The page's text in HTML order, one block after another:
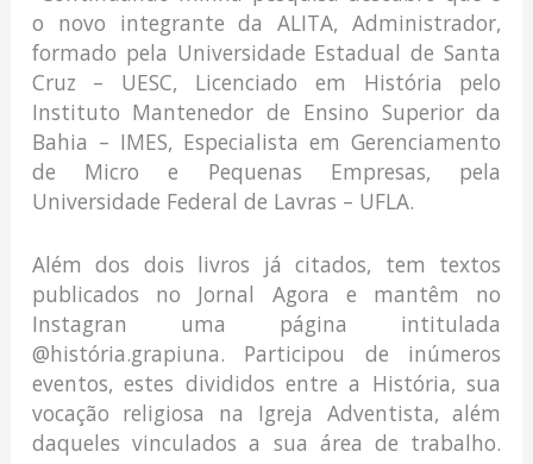
o novo integrante da ALITA, Administrador,
formado pela Universidade Estadual de Santa
Cruz – UESC, Licenciado em História pelo
Instituto Mantenedor de Ensino Superior da
Bahia – IMES, Especialista em Gerenciamento
de Micro e Pequenas Empresas, pela
Universidade Federal de Lavras – UFLA.
Além dos dois livros já citados, tem textos
publicados no Jornal Agora e mantêm no
Instagran uma página intitulada
@história.grapiuna. Participou de inúmeros
eventos, estes divididos entre a História, sua
vocação religiosa na Igreja Adventista, além
daqueles vinculados a sua área de trabalho.